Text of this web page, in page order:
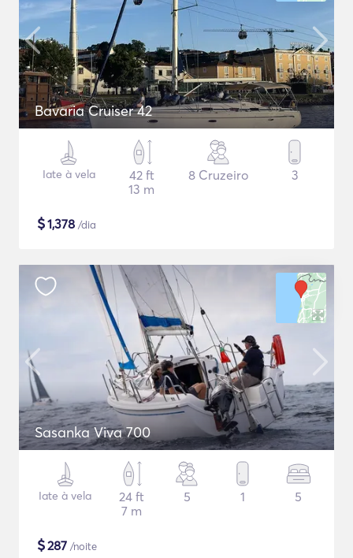
Bavaria Cruiser 42
Iate à vela
42 ft
13 m
8 Cruzeiro 3
$1,378 /dia
Sasanka Viva 700
Iate à vela
24 ft
7 m
5 1 5
$287 /noite